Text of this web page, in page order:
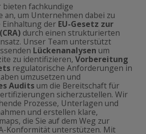
bieten fachkundige
an, um Unternehmen dabei zu
der EU-Gesetz zur
durch einen strukturierten
Unser Team unterstützt
Lückenanalysen um
zu identifizieren, Vorbereitung
regulatorische Anforderungen in
umzusetzen und
Auditsum die Bereitschaft für
sicherzustellen. Wir
Prozesse, Unterlagen und
und erstellen klare,
die Sie auf dem Weg zur
Konformität unterstützen. Mit